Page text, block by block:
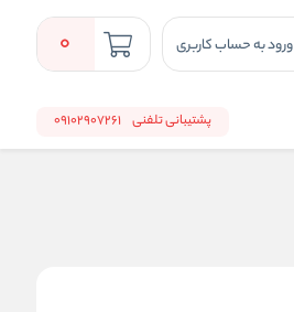
ورود به حساب کاربری 0
پشتیبانی تلفنی 09102907261